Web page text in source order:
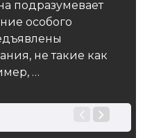
подразумевает
особого
не такие как
…